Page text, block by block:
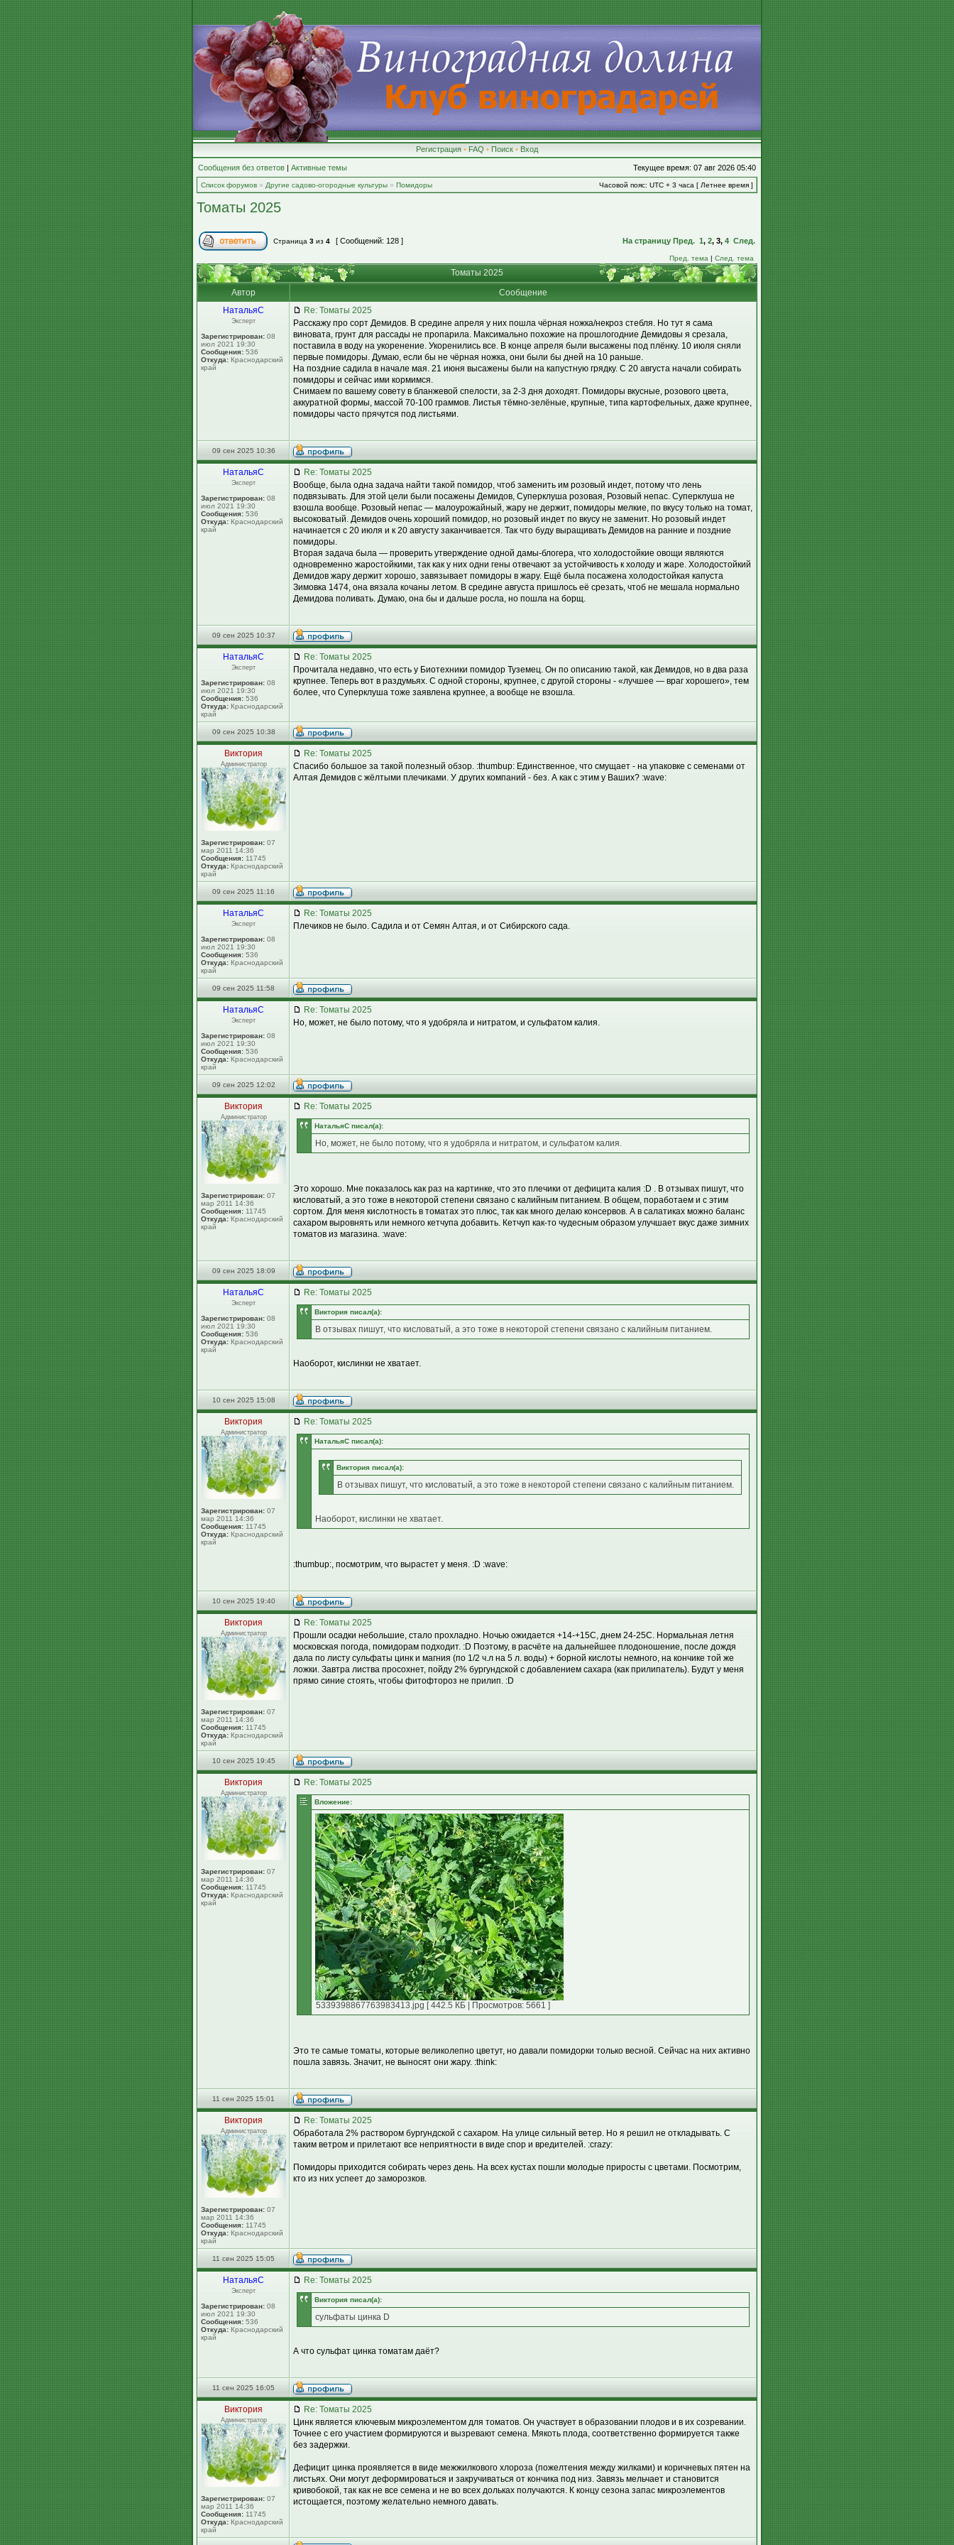
Регистрация • FAQ • Поиск • Вход
Сообщения без ответов | Активные темы Текущее время: 07 авг 2026 05:40
Список форумов » Другие садово-огородные культуры » Помидоры Часовой пояс: UTC + 3 часа [ Летнее время ]
Томаты 2025
Страница 3 из 4 [ Сообщений: 128 ] На страницу Пред. 1, 2, 3, 4 След.
Пред. тема | След. тема
Томаты 2025
Автор
Сообщение
НатальяС
Эксперт
Зарегистрирован: 08
июл 2021 19:30
Сообщения: 536
Откуда: Краснодарский
край
Re: Томаты 2025
Расскажу про сорт Демидов. В средине апреля у них пошла чёрная ножка/некроз стебля. Но тут я сама
виновата, грунт для рассады не пропарила. Максимально похожие на прошлогодние Демидовы я срезала,
поставила в воду на укоренение. Укоренились все. В конце апреля были высажены под плёнку. 10 июля сняли
первые помидоры. Думаю, если бы не чёрная ножка, они были бы дней на 10 раньше.
На поздние садила в начале мая. 21 июня высажены были на капустную грядку. С 20 августа начали собирать
помидоры и сейчас ими кормимся.
Снимаем по вашему совету в бланжевой спелости, за 2-3 дня доходят. Помидоры вкусные, розового цвета,
аккуратной формы, массой 70-100 граммов. Листья тёмно-зелёные, крупные, типа картофельных, даже крупнее,
помидоры часто прячутся под листьями.
09 сен 2025 10:36
НатальяС
Эксперт
Зарегистрирован: 08
июл 2021 19:30
Сообщения: 536
Откуда: Краснодарский
край
Re: Томаты 2025
Вообще, была одна задача найти такой помидор, чтоб заменить им розовый индет, потому что лень
подвязывать. Для этой цели были посажены Демидов, Суперклуша розовая, Розовый непас. Суперклуша не
взошла вообще. Розовый непас — малоурожайный, жару не держит, помидоры мелкие, по вкусу только на томат,
высоковатый. Демидов очень хороший помидор, но розовый индет по вкусу не заменит. Но розовый индет
начинается с 20 июля и к 20 августу заканчивается. Так что буду выращивать Демидов на ранние и поздние
помидоры.
Вторая задача была — проверить утверждение одной дамы-блогера, что холодостойкие овощи являются
одновременно жаростойкими, так как у них одни гены отвечают за устойчивость к холоду и жаре. Холодостойкий
Демидов жару держит хорошо, завязывает помидоры в жару. Ещё была посажена холодостойкая капуста
Зимовка 1474, она вязала кочаны летом. В средине августа пришлось её срезать, чтоб не мешала нормально
Демидова поливать. Думаю, она бы и дальше росла, но пошла на борщ.
09 сен 2025 10:37
НатальяС
Эксперт
Зарегистрирован: 08
июл 2021 19:30
Сообщения: 536
Откуда: Краснодарский
край
Re: Томаты 2025
Прочитала недавно, что есть у Биотехники помидор Туземец. Он по описанию такой, как Демидов, но в два раза
крупнее. Теперь вот в раздумьях. С одной стороны, крупнее, с другой стороны - «лучшее — враг хорошего», тем
более, что Суперклуша тоже заявлена крупнее, а вообще не взошла.
09 сен 2025 10:38
Виктория
Администратор
Зарегистрирован: 07
мар 2011 14:36
Сообщения: 11745
Откуда: Краснодарский
край
Re: Томаты 2025
Спасибо большое за такой полезный обзор. :thumbup: Единственное, что смущает - на упаковке с семенами от
Алтая Демидов с жёлтыми плечиками. У других компаний - без. А как с этим у Ваших? :wave:
09 сен 2025 11:16
НатальяС
Эксперт
Зарегистрирован: 08
июл 2021 19:30
Сообщения: 536
Откуда: Краснодарский
край
Re: Томаты 2025
Плечиков не было. Садила и от Семян Алтая, и от Сибирского сада.
09 сен 2025 11:58
НатальяС
Эксперт
Зарегистрирован: 08
июл 2021 19:30
Сообщения: 536
Откуда: Краснодарский
край
Re: Томаты 2025
Но, может, не было потому, что я удобряла и нитратом, и сульфатом калия.
09 сен 2025 12:02
Виктория
Администратор
Зарегистрирован: 07
мар 2011 14:36
Сообщения: 11745
Откуда: Краснодарский
край
Re: Томаты 2025
НатальяС писал(а):
Но, может, не было потому, что я удобряла и нитратом, и сульфатом калия.
Это хорошо. Мне показалось как раз на картинке, что это плечики от дефицита калия :D . В отзывах пишут, что
кисловатый, а это тоже в некоторой степени связано с калийным питанием. В общем, поработаем и с этим
сортом. Для меня кислотность в томатах это плюс, так как много делаю консервов. А в салатиках можно баланс
сахаром выровнять или немного кетчупа добавить. Кетчуп как-то чудесным образом улучшает вкус даже зимних
томатов из магазина. :wave:
09 сен 2025 18:09
НатальяС
Эксперт
Зарегистрирован: 08
июл 2021 19:30
Сообщения: 536
Откуда: Краснодарский
край
Re: Томаты 2025
Виктория писал(а):
В отзывах пишут, что кисловатый, а это тоже в некоторой степени связано с калийным питанием.
Наоборот, кислинки не хватает.
10 сен 2025 15:08
Виктория
Администратор
Зарегистрирован: 07
мар 2011 14:36
Сообщения: 11745
Откуда: Краснодарский
край
Re: Томаты 2025
НатальяС писал(а):
Виктория писал(а):
В отзывах пишут, что кисловатый, а это тоже в некоторой степени связано с калийным питанием.
Наоборот, кислинки не хватает.
:thumbup:, посмотрим, что вырастет у меня. :D :wave:
10 сен 2025 19:40
Виктория
Администратор
Зарегистрирован: 07
мар 2011 14:36
Сообщения: 11745
Откуда: Краснодарский
край
Re: Томаты 2025
Прошли осадки небольшие, стало прохладно. Ночью ожидается +14-+15С, днем 24-25С. Нормальная летня
московская погода, помидорам подходит. :D Поэтому, в расчёте на дальнейшее плодоношение, после дождя
дала по листу сульфаты цинк и магния (по 1/2 ч.л на 5 л. воды) + борной кислоты немного, на кончике той же
ложки. Завтра листва просохнет, пойду 2% бургундской с добавлением сахара (как прилипатель). Будут у меня
прямо синие стоять, чтобы фитофтороз не прилип. :D
10 сен 2025 19:45
Виктория
Администратор
Зарегистрирован: 07
мар 2011 14:36
Сообщения: 11745
Откуда: Краснодарский
край
Re: Томаты 2025
Вложение:
5339398867763983413.jpg [ 442.5 КБ | Просмотров: 5661 ]
Это те самые томаты, которые великолепно цветут, но давали помидорки только весной. Сейчас на них активно
пошла завязь. Значит, не выносят они жару. :think:
11 сен 2025 15:01
Виктория
Администратор
Зарегистрирован: 07
мар 2011 14:36
Сообщения: 11745
Откуда: Краснодарский
край
Re: Томаты 2025
Обработала 2% раствором бургундской с сахаром. На улице сильный ветер. Но я решил не откладывать. С
таким ветром и прилетают все неприятности в виде спор и вредителей. :crazy:
Помидоры приходится собирать через день. На всех кустах пошли молодые приросты с цветами. Посмотрим,
кто из них успеет до заморозков.
11 сен 2025 15:05
НатальяС
Эксперт
Зарегистрирован: 08
июл 2021 19:30
Сообщения: 536
Откуда: Краснодарский
край
Re: Томаты 2025
Виктория писал(а):
сульфаты цинка D
А что сульфат цинка томатам даёт?
11 сен 2025 16:05
Виктория
Администратор
Зарегистрирован: 07
мар 2011 14:36
Сообщения: 11745
Откуда: Краснодарский
край
Re: Томаты 2025
Цинк является ключевым микроэлементом для томатов. Он участвует в образовании плодов и в их созревании.
Точнее с его участием формируются и вызревают семена. Мякоть плода, соответственно формируется также
без задержки.
Дефицит цинка проявляется в виде межжилкового хлороза (пожелтения между жилками) и коричневых пятен на
листьях. Они могут деформироваться и закручиваться от кончика под низ. Завязь мельчает и становится
кривобокой, так как не все семена и не во всех дольках получаются. К концу сезона запас микроэлементов
истощается, поэтому желательно немного давать.